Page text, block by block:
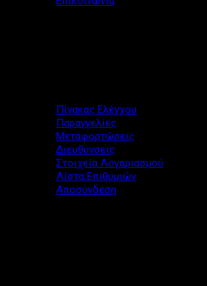
Πίνακας Ελέγχου
Παραγγελίες
Μεταφορτώσεις
Διευθύνσεις
Στοιχεία Λογαριασμού
Λίστα Επιθυμιών
Αποσύνδεση